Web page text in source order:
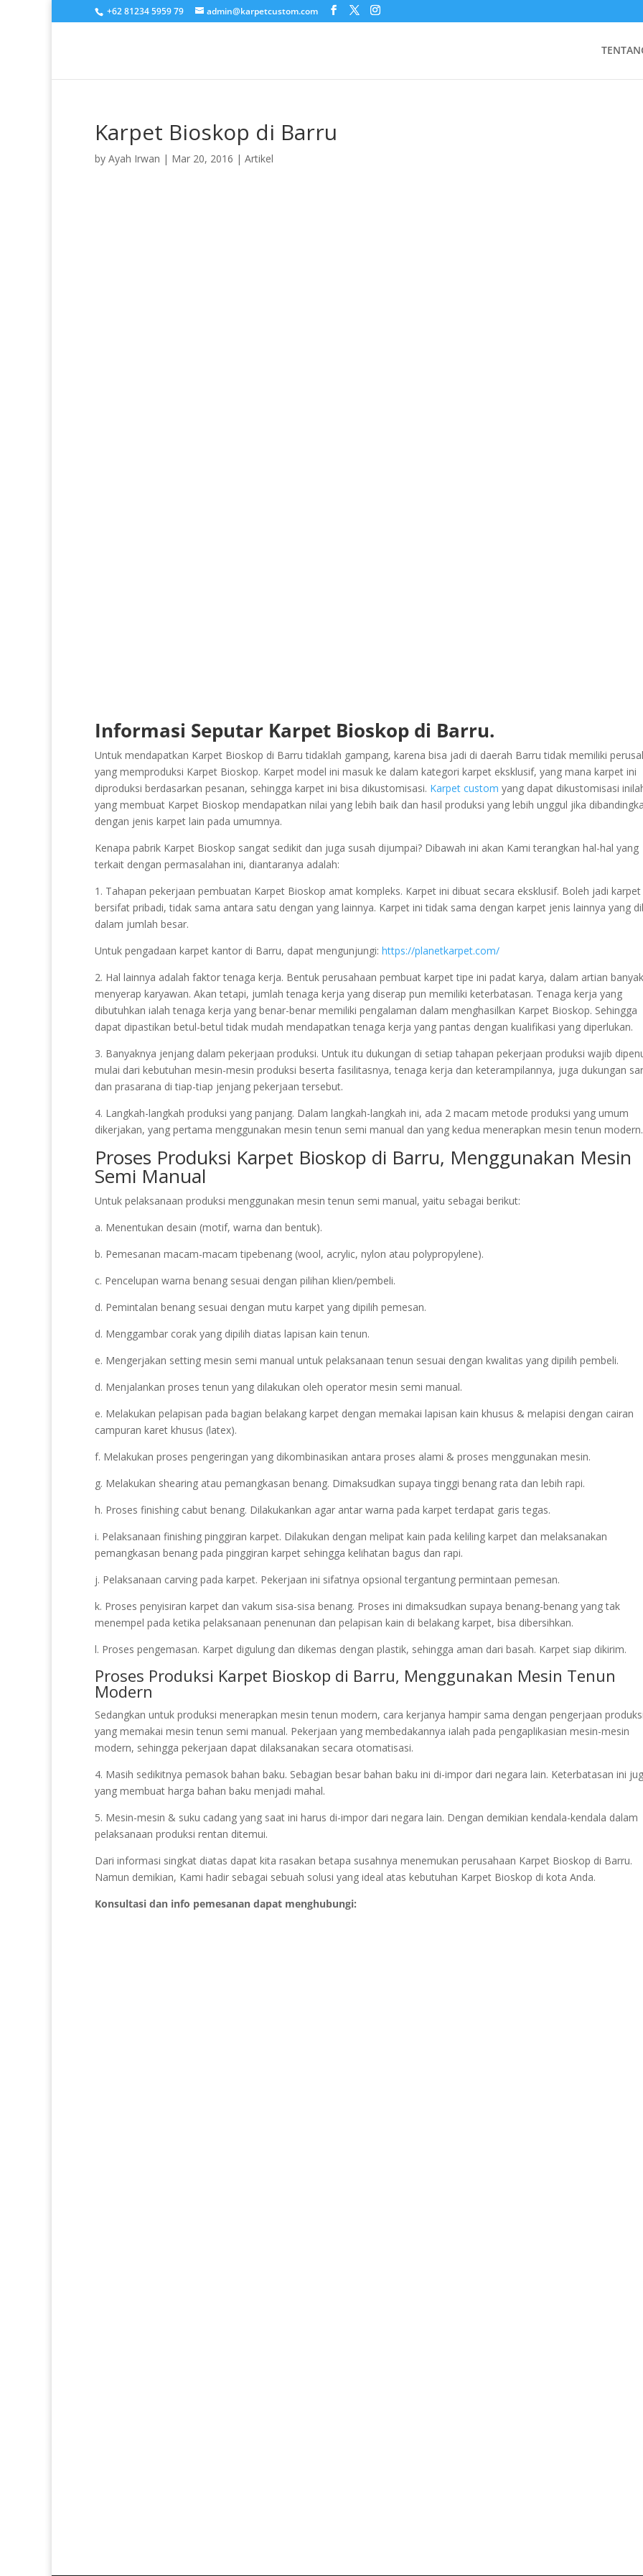
+62 81234 5959 79 admin@karpetcustom.com
Karpet Bioskop di Barru
by Ayah Irwan | Mar 20, 2016 | Artikel
Informasi Seputar Karpet Bioskop di Barru.
Untuk mendapatkan Karpet Bioskop di Barru tidaklah gampang, karena bisa jadi di daerah Barru tidak memiliki
yang memproduksi Karpet Bioskop. Karpet model ini masuk ke dalam kategori karpet eksklusif, yang mana karpet ini
diproduksi berdasarkan pesanan, sehingga karpet ini bisa dikustomisasi. Karpet custom yang dapat dikustomisasi
yang membuat Karpet Bioskop mendapatkan nilai yang lebih baik dan hasil produksi yang lebih unggul jika
dengan jenis karpet lain pada umumnya.
Kenapa pabrik Karpet Bioskop sangat sedikit dan juga susah dijumpai? Dibawah ini akan Kami terangkan hal-hal yang
terkait dengan permasalahan ini, diantaranya adalah:
1. Tahapan pekerjaan pembuatan Karpet Bioskop amat kompleks. Karpet ini dibuat secara eksklusif. Boleh jadi karpet
bersifat pribadi, tidak sama antara satu dengan yang lainnya. Karpet ini tidak sama dengan karpet jenis lainnya yang
dalam jumlah besar.
Untuk pengadaan karpet kantor di Barru, dapat mengunjungi: https://planetkarpet.com/
2. Hal lainnya adalah faktor tenaga kerja. Bentuk perusahaan pembuat karpet tipe ini padat karya, dalam artian banyak
menyerap karyawan. Akan tetapi, jumlah tenaga kerja yang diserap pun memiliki keterbatasan. Tenaga kerja yang
dibutuhkan ialah tenaga kerja yang benar-benar memiliki pengalaman dalam menghasilkan Karpet Bioskop. Sehingga
dapat dipastikan betul-betul tidak mudah mendapatkan tenaga kerja yang pantas dengan kualifikasi yang diperlukan.
3. Banyaknya jenjang dalam pekerjaan produksi. Untuk itu dukungan di setiap tahapan pekerjaan produksi wajib
mulai dari kebutuhan mesin-mesin produksi beserta fasilitasnya, tenaga kerja dan keterampilannya, juga dukungan
dan prasarana di tiap-tiap jenjang pekerjaan tersebut.
4. Langkah-langkah produksi yang panjang. Dalam langkah-langkah ini, ada 2 macam metode produksi yang umum
dikerjakan, yang pertama menggunakan mesin tenun semi manual dan yang kedua menerapkan mesin tenun modern.
Proses Produksi Karpet Bioskop di Barru, Menggunakan Mesin
Semi Manual
Untuk pelaksanaan produksi menggunakan mesin tenun semi manual, yaitu sebagai berikut:
a. Menentukan desain (motif, warna dan bentuk).
b. Pemesanan macam-macam tipebenang (wool, acrylic, nylon atau polypropylene).
c. Pencelupan warna benang sesuai dengan pilihan klien/pembeli.
d. Pemintalan benang sesuai dengan mutu karpet yang dipilih pemesan.
d. Menggambar corak yang dipilih diatas lapisan kain tenun.
e. Mengerjakan setting mesin semi manual untuk pelaksanaan tenun sesuai dengan kwalitas yang dipilih pembeli.
d. Menjalankan proses tenun yang dilakukan oleh operator mesin semi manual.
e. Melakukan pelapisan pada bagian belakang karpet dengan memakai lapisan kain khusus & melapisi dengan cairan
campuran karet khusus (latex).
f. Melakukan proses pengeringan yang dikombinasikan antara proses alami & proses menggunakan mesin.
g. Melakukan shearing atau pemangkasan benang. Dimaksudkan supaya tinggi benang rata dan lebih rapi.
h. Proses finishing cabut benang. Dilakukankan agar antar warna pada karpet terdapat garis tegas.
i. Pelaksanaan finishing pinggiran karpet. Dilakukan dengan melipat kain pada keliling karpet dan melaksanakan
pemangkasan benang pada pinggiran karpet sehingga kelihatan bagus dan rapi.
j. Pelaksanaan carving pada karpet. Pekerjaan ini sifatnya opsional tergantung permintaan pemesan.
k. Proses penyisiran karpet dan vakum sisa-sisa benang. Proses ini dimaksudkan supaya benang-benang yang tak
menempel pada ketika pelaksanaan penenunan dan pelapisan kain di belakang karpet, bisa dibersihkan.
l. Proses pengemasan. Karpet digulung dan dikemas dengan plastik, sehingga aman dari basah. Karpet siap dikirim.
Proses Produksi Karpet Bioskop di Barru, Menggunakan Mesin Tenun
Modern
Sedangkan untuk produksi menerapkan mesin tenun modern, cara kerjanya hampir sama dengan pengerjaan
yang memakai mesin tenun semi manual. Pekerjaan yang membedakannya ialah pada pengaplikasian mesin-mesin
modern, sehingga pekerjaan dapat dilaksanakan secara otomatisasi.
4. Masih sedikitnya pemasok bahan baku. Sebagian besar bahan baku ini di-impor dari negara lain. Keterbatasan ini
yang membuat harga bahan baku menjadi mahal.
5. Mesin-mesin & suku cadang yang saat ini harus di-impor dari negara lain. Dengan demikian kendala-kendala dalam
pelaksanaan produksi rentan ditemui.
Dari informasi singkat diatas dapat kita rasakan betapa susahnya menemukan perusahaan Karpet Bioskop di Barru.
Namun demikian, Kami hadir sebagai sebuah solusi yang ideal atas kebutuhan Karpet Bioskop di kota Anda.
Konsultasi dan info pemesanan dapat menghubungi: